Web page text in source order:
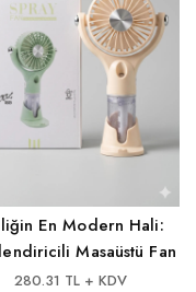
En Modern Hali:
Masaüstü Fan
280.31 TL + KDV